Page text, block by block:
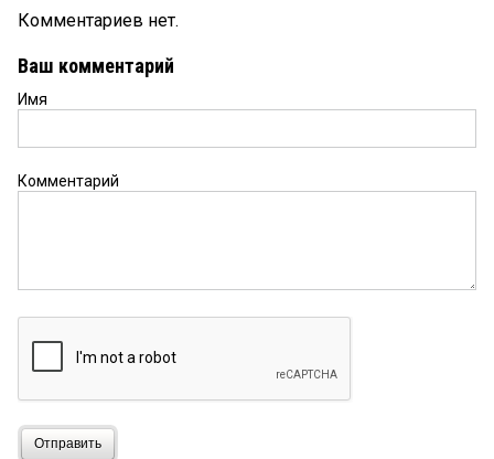
Комментариев нет.
Ваш комментарий
Имя
Комментарий
Отправить